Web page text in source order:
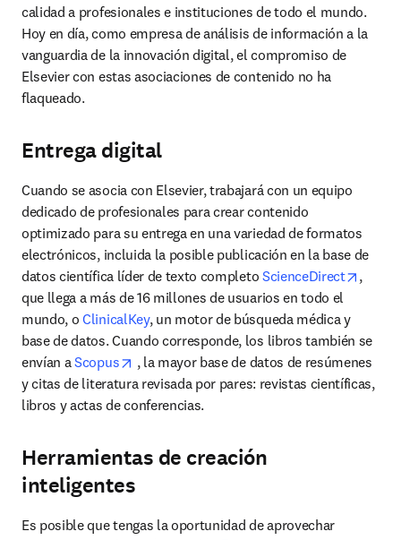
calidad a profesionales e instituciones de todo el mundo.
Hoy en día, como empresa de análisis de información a la
vanguardia de la innovación digital, el compromiso de
Elsevier con estas asociaciones de contenido no ha
flaqueado.
Entrega digital
Cuando se asocia con Elsevier, trabajará con un equipo
dedicado de profesionales para crear contenido
optimizado para su entrega en una variedad de formatos
electrónicos, incluida la posible publicación en la base de
datos científica líder de texto completo ScienceDirect opens
,
que llega a más de 16 millones de usuarios en todo el
mundo, o ClinicalKey, un motor de búsqueda médica y
base de datos. Cuando corresponde, los libros también se
envían a Scopus opens in new tab/window
, la mayor base de datos de resúmenes
y citas de literatura revisada por pares: revistas científicas,
libros y actas de conferencias.
Herramientas de creación
inteligentes
Es posible que tengas la oportunidad de aprovechar